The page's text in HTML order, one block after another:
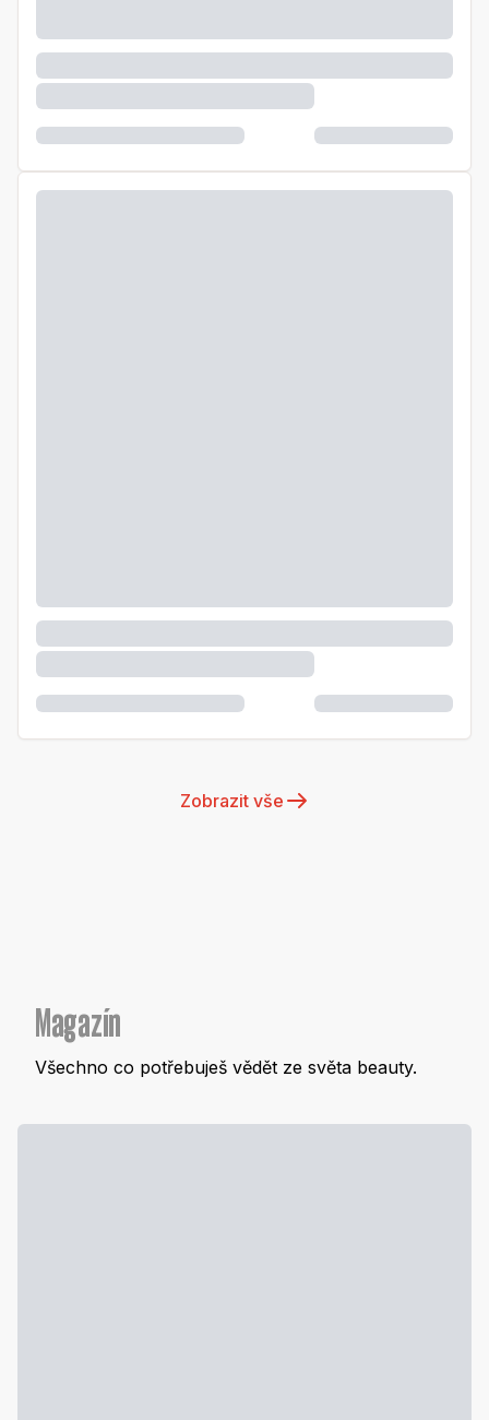
Zobrazit vše
Magazín
Všechno co potřebuješ vědět ze světa beauty.